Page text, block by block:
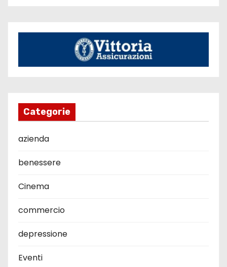
Categorie
azienda
benessere
Cinema
commercio
depressione
Eventi